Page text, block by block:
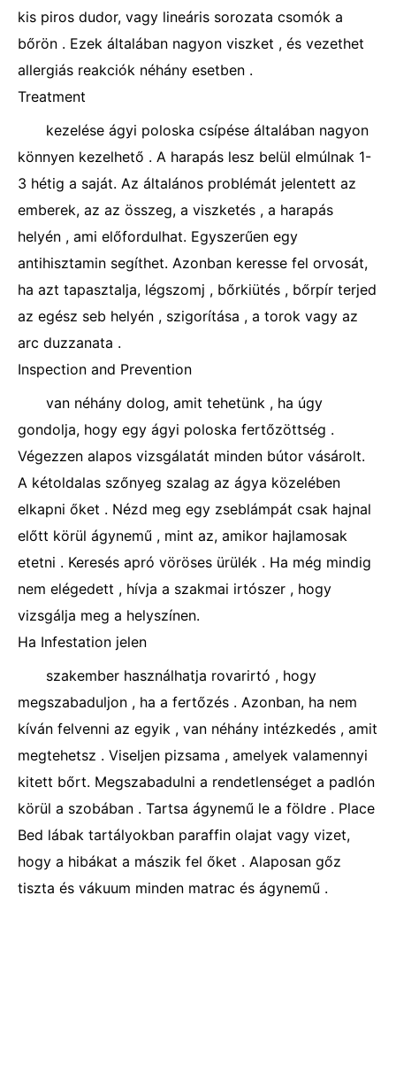
kis piros dudor, vagy lineáris sorozata csomók a
bőrön . Ezek általában nagyon viszket , és vezethet
allergiás reakciók néhány esetben .
Treatment
kezelése ágyi poloska csípése általában nagyon
könnyen kezelhető . A harapás lesz belül elmúlnak 1-
3 hétig a saját. Az általános problémát jelentett az
emberek, az az összeg, a viszketés , a harapás
helyén , ami előfordulhat. Egyszerűen egy
antihisztamin segíthet. Azonban keresse fel orvosát,
ha azt tapasztalja, légszomj , bőrkiütés , bőrpír terjed
az egész seb helyén , szigorítása , a torok vagy az
arc duzzanata .
Inspection and Prevention
van néhány dolog, amit tehetünk , ha úgy
gondolja, hogy egy ágyi poloska fertőzöttség .
Végezzen alapos vizsgálatát minden bútor vásárolt.
A kétoldalas szőnyeg szalag az ágya közelében
elkapni őket . Nézd meg egy zseblámpát csak hajnal
előtt körül ágynemű , mint az, amikor hajlamosak
etetni . Keresés apró vöröses ürülék . Ha még mindig
nem elégedett , hívja a szakmai irtószer , hogy
vizsgálja meg a helyszínen.
Ha Infestation jelen
szakember használhatja rovarirtó , hogy
megszabaduljon , ha a fertőzés . Azonban, ha nem
kíván felvenni az egyik , van néhány intézkedés , amit
megtehetsz . Viseljen pizsama , amelyek valamennyi
kitett bőrt. Megszabadulni a rendetlenséget a padlón
körül a szobában . Tartsa ágynemű le a földre . Place
Bed lábak tartályokban paraffin olajat vagy vizet,
hogy a hibákat a mászik fel őket . Alaposan gőz
tiszta és vákuum minden matrac és ágynemű .